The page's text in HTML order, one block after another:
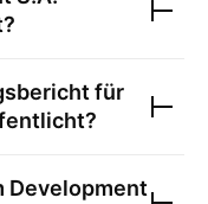
für
Development